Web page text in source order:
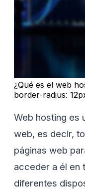
¿Qué es el web
border-radius:
Web hosting es
web, es decir,
páginas web
acceder a él en
diferentes